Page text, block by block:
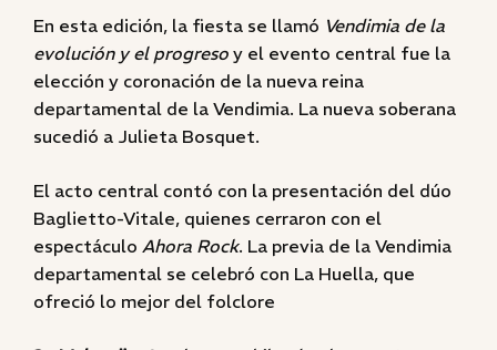
En esta edición, la fiesta se llamó Vendimia de la
evolución y el progreso y el evento central fue la
elección y coronación de la nueva reina
departamental de la Vendimia. La nueva soberana
sucedió a Julieta Bosquet.
El acto central contó con la presentación del dúo
Baglietto-Vitale, quienes cerraron con el
espectáculo Ahora Rock. La previa de la Vendimia
departamental se celebró con La Huella, que
ofreció lo mejor del folclore